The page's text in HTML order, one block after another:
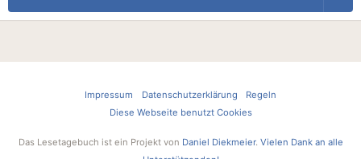
Impressum Datenschutzerklärung
Regeln
Diese Webseite benutzt Cookies
Das Lesetagebuch ist ein Projekt von Daniel Diekmeier. Vielen Dank an alle